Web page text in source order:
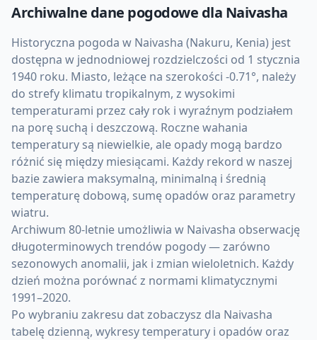
Archiwalne dane pogodowe dla Naivasha
Historyczna pogoda w Naivasha (Nakuru, Kenia) jest
dostępna w jednodniowej rozdzielczości od 1 stycznia
1940 roku. Miasto, leżące na szerokości -0.71°, należy
do strefy klimatu tropikalnym, z wysokimi
temperaturami przez cały rok i wyraźnym podziałem
na porę suchą i deszczową. Roczne wahania
temperatury są niewielkie, ale opady mogą bardzo
różnić się między miesiącami. Każdy rekord w naszej
bazie zawiera maksymalną, minimalną i średnią
temperaturę dobową, sumę opadów oraz parametry
wiatru.
Archiwum 80-letnie umożliwia w Naivasha obserwację
długoterminowych trendów pogody — zarówno
sezonowych anomalii, jak i zmian wieloletnich. Każdy
dzień można porównać z normami klimatycznymi
1991–2020.
Po wybraniu zakresu dat zobaczysz dla Naivasha
tabelę dzienną, wykresy temperatury i opadów oraz